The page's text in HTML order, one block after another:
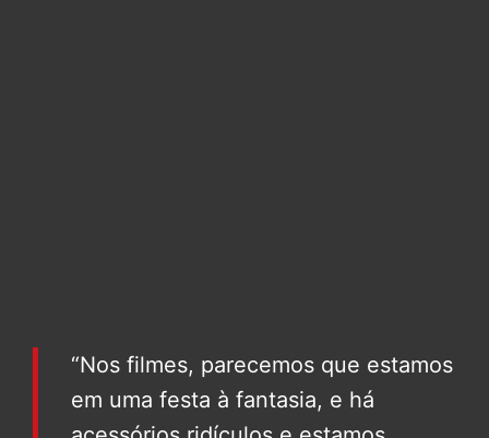
“Nos filmes, parecemos que estamos
em uma festa à fantasia, e há